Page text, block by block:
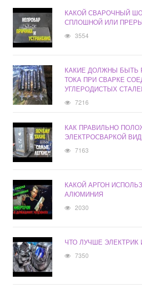
КАКОЙ СВАРОЧНЫЙ
СПЛОШНОЙ ИЛИ
3554
КАКИЕ ДОЛЖНЫ БЫТЬ
ТОКА ПРИ СВАРКЕ
УГЛЕРОДИСТЫХ
7216
КАК ПРАВИЛЬНО
ЭЛЕКТРОСВАРКОЙ
7163
КАКОЙ АРГОН
АЛЮМИНИЯ
2030
ЧТО ЛУЧШЕ
7350